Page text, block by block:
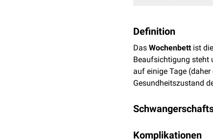
Definition
Das Wochenbettist
Beaufsichtigung steht
auf einige Tage
Gesundheitszustand
Gebärmutter
Komplikationen